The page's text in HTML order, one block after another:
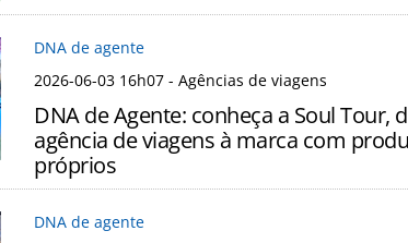
DNA de agente
2026-06-03 16h07 - Agências de viagens
DNA de Agente: conheça a Soul Tour,
agência de viagens à marca com
próprios
DNA de agente